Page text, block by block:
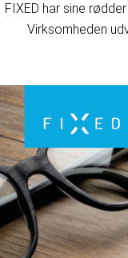
FIXED har sine
Virksomheden